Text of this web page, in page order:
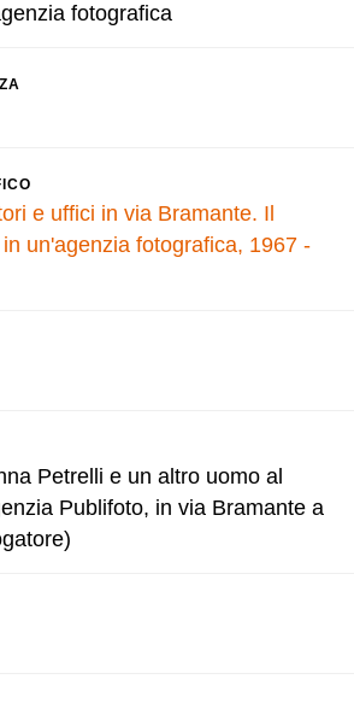
fotografica
e uffici in via Bramante. Il
un'agenzia fotografica, 1967 -
Petrelli e un altro uomo al
Publifoto, in via Bramante a